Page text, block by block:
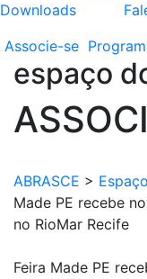
Downloads
Associe-se
espaço
ABRASCE >
Made PE recebe
no RioMar Recife
Feira Made PE